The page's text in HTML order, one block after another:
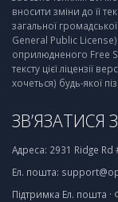
вносити зміни до її
загальної громадської
General Public License)
оприлюдненого Free
тексту цієї ліцензії
хочеться) будь-якої
ЗВ’ЯЗАТИСЯ
Адреса: 2931 Ridge
Ел. пошта:
Підтримка Ел. пошта ·